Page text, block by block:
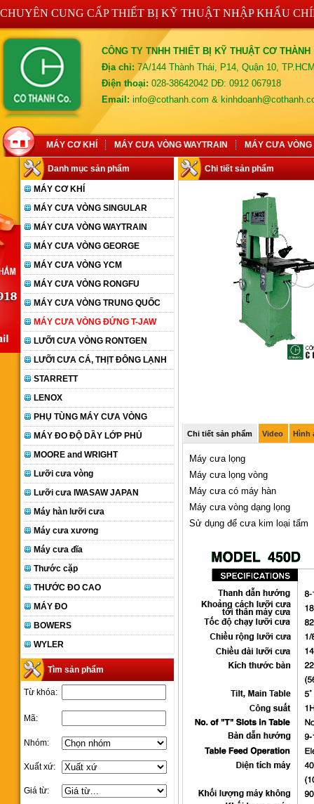
CHUYÊN CUNG CẤP THIẾT BỊ KỸ THUẬT NHẬP KHẨU
CÔNG TY TNHH THIẾT BỊ KỸ THUẬT CƠ THÀNH
Địa chỉ: 7A/144 Thành Thái, P14, Quận 10,
Điện thoại: 028-38642042 DĐ: 0912 067918
Email: info@cothanh.com &
MÁY CƠ KHÍ MÁY CƯA VÒNG WAYTRAIN MÁY CƯA VÒNG
Danh mục sản phẩm
MÁY CƠ KHÍ
MÁY CƯA VÒNG SINGULAR
MÁY CƯA VÒNG WAYTRAIN
MÁY CƯA VÒNG GEORGE
MÁY CƯA VÒNG YCM
MÁY CƯA VÒNG RONGFU
MÁY CƯA VÒNG TRUNG QUỐC
MÁY CƯA VÒNG ĐỨNG T-JAW
LƯỠI CƯA VÒNG RONTGEN
LƯỠI CƯA CÁ, THỊT ĐÔNG LẠNH
STARRETT
LENOX
PHỤ TÙNG MÁY CƯA VÒNG
MÁY ĐO ĐỘ DẦY LỚP PHỦ
MOORE and WRIGHT
Lưỡi cưa vòng
Lưỡi cưa IWASAW JAPAN
Máy hàn lưỡi cưa
Máy cưa xương
Máy cưa đĩa
Thước cặp
THƯỚC ĐO CAO
MÁY ĐO
BOWERS
WYLER
Tìm sản phẩm
Từ khóa:
Mã:
Nhóm:
Xuất xứ:
Giá từ:
Chi tiết sản phẩm
Chi tiết sản phẩm Video Hình
Máy cưa lọng
Máy cưa lọng vòng
Máy cưa có máy hàn
Máy cưa vòng dạng lọng
Sử dụng để cưa kim loại tấm